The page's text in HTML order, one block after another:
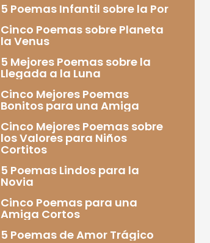
5 Poemas Infantil sobre la Por
Cinco Poemas sobre Planeta
la Venus
5 Mejores Poemas sobre la
Llegada a la Luna
Cinco Mejores Poemas
Bonitos para una Amiga
Cinco Mejores Poemas sobre
los Valores para Niños
Cortitos
5 Poemas Lindos para la
Novia
Cinco Poemas para una
Amiga Cortos
5 Poemas de Amor Trágico